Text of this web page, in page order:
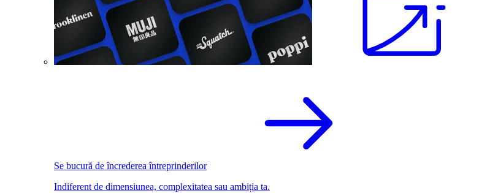
Se bucură de încrederea întreprinderilor
Indiferent de dimensiunea, complexitatea sau ambiția ta.